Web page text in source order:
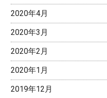
2020年4月
2020年3月
2020年2月
2020年1月
2019年12月